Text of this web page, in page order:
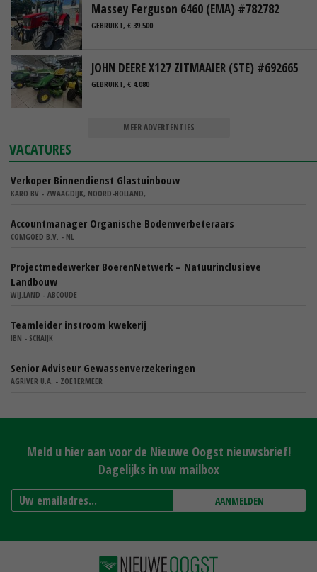
Massey Ferguson 6460 (EMA) #782782
GEBRUIKT, € 39.500
JOHN DEERE X127 ZITMAAIER (STE) #692665
GEBRUIKT, € 4.080
MEER ADVERTENTIES
VACATURES
Verkoper Binnendienst Glastuinbouw
KARO BV - ZWAAGDIJK, NOORD-HOLLAND,
Accountmanager Organische Bodemverbeteraars
COMGOED B.V. - NL
Projectmedewerker BoerenNetwerk – Natuurinclusieve
Landbouw
WIJ.LAND - ABCOUDE
Teamleider instroom kwekerij
IBN - SCHAIJK
Senior Adviseur Gewassenverzekeringen
AGRIVER U.A. - ZOETERMEER
Meld u hier aan voor de Nieuwe Oogst nieuwsbrief!
Dagelijks in uw mailbox
AANMELDEN